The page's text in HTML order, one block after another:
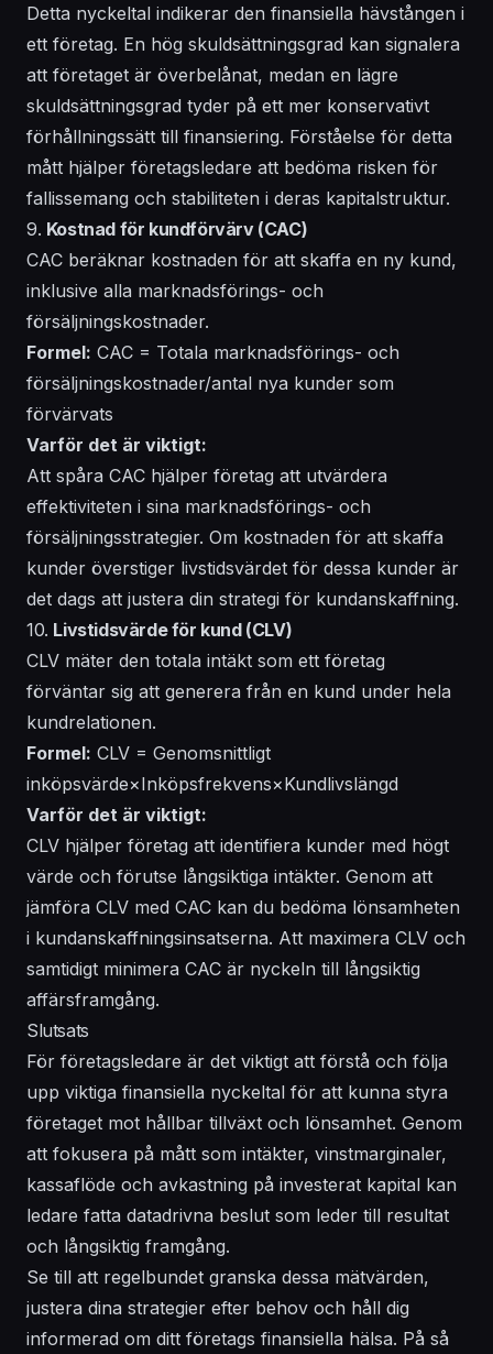
Detta nyckeltal indikerar den finansiella hävstången i
ett företag. En hög skuldsättningsgrad kan signalera
att företaget är överbelånat, medan en lägre
skuldsättningsgrad tyder på ett mer konservativt
förhållningssätt till finansiering. Förståelse för detta
mått hjälper företagsledare att bedöma risken för
fallissemang och stabiliteten i deras kapitalstruktur.
9. Kostnad för kundförvärv (CAC)
CAC beräknar kostnaden för att skaffa en ny kund,
inklusive alla marknadsförings- och
försäljningskostnader.
Formel: CAC = Totala marknadsförings- och
försäljningskostnader/antal nya kunder som
förvärvats
Varför det är viktigt:
Att spåra CAC hjälper företag att utvärdera
effektiviteten i sina marknadsförings- och
försäljningsstrategier. Om kostnaden för att skaffa
kunder överstiger livstidsvärdet för dessa kunder är
det dags att justera din strategi för kundanskaffning.
10. Livstidsvärde för kund (CLV)
CLV mäter den totala intäkt som ett företag
förväntar sig att generera från en kund under hela
kundrelationen.
Formel: CLV = Genomsnittligt
inköpsvärde×Inköpsfrekvens×Kundlivslängd
Varför det är viktigt:
CLV hjälper företag att identifiera kunder med högt
värde och förutse långsiktiga intäkter. Genom att
jämföra CLV med CAC kan du bedöma lönsamheten
i kundanskaffningsinsatserna. Att maximera CLV och
samtidigt minimera CAC är nyckeln till långsiktig
affärsframgång.
Slutsats
För företagsledare är det viktigt att förstå och följa
upp viktiga finansiella nyckeltal för att kunna styra
företaget mot hållbar tillväxt och lönsamhet. Genom
att fokusera på mått som intäkter, vinstmarginaler,
kassaflöde och avkastning på investerat kapital kan
ledare fatta datadrivna beslut som leder till resultat
och långsiktig framgång.
Se till att regelbundet granska dessa mätvärden,
justera dina strategier efter behov och håll dig
informerad om ditt företags finansiella hälsa. På så